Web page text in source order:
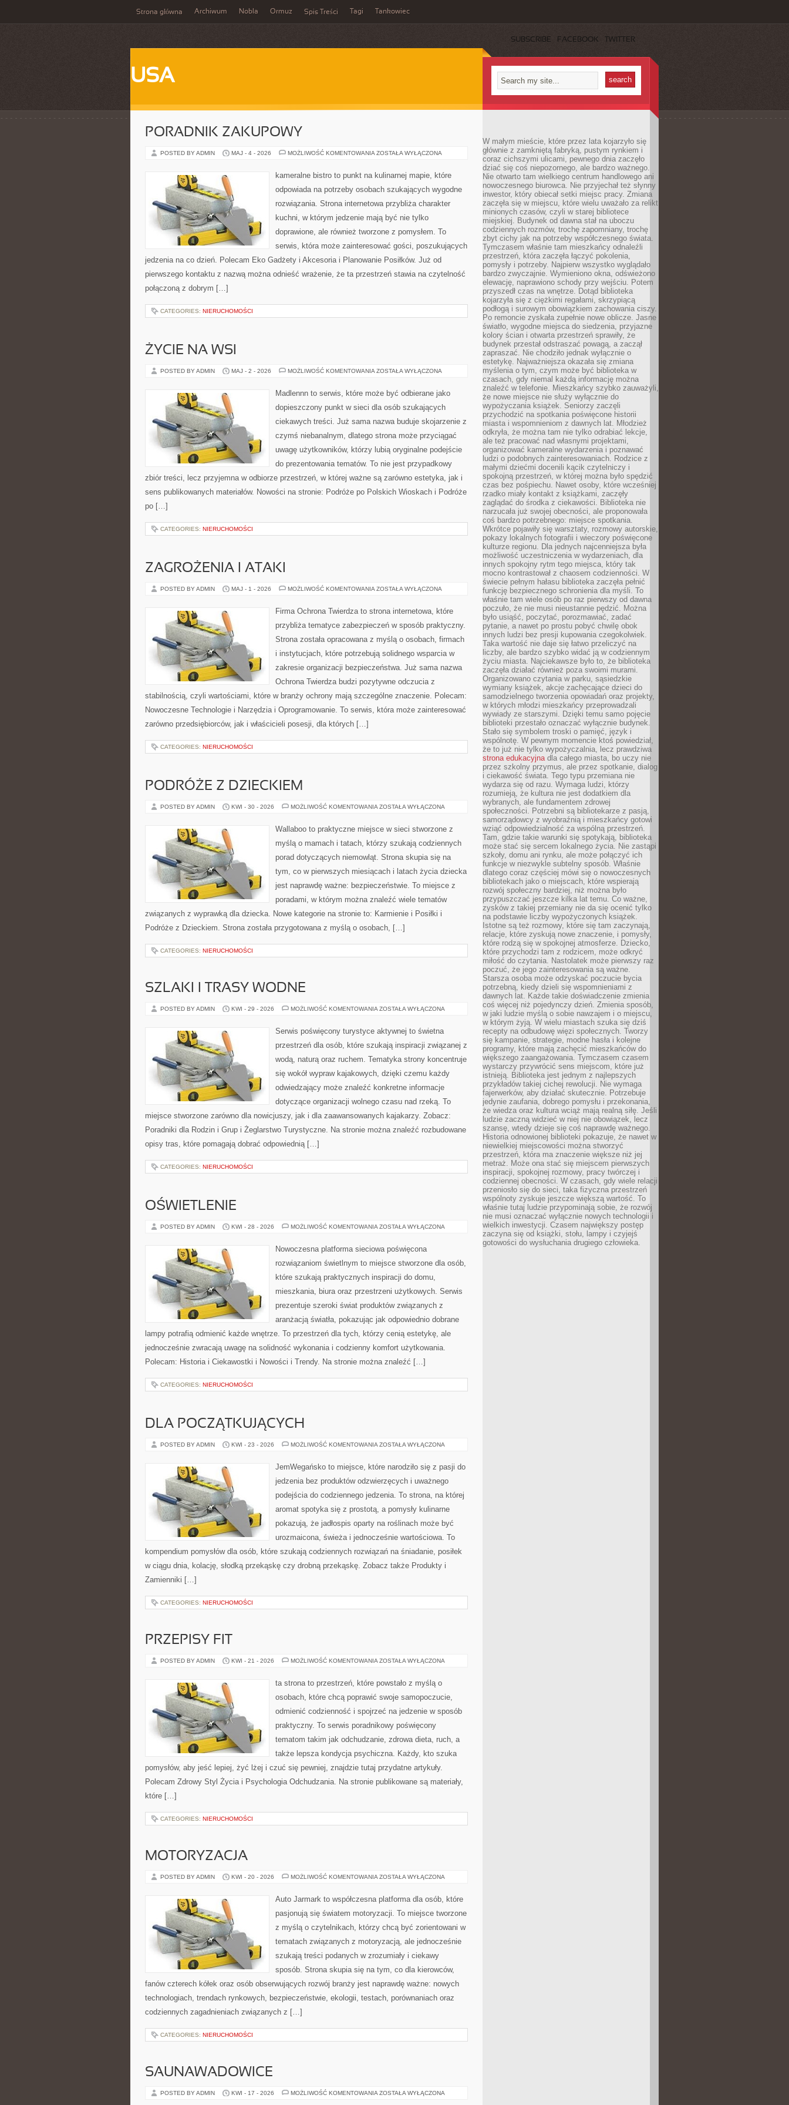
Strona główna Archiwum Nobla Ormuz Spis Treści Tagi Tankowiec
SUBSCRIBE FACEBOOK TWITTER
USA
PORADNIK ZAKUPOWY
POSTED BY ADMIN MAJ - 4 - 2026 MOŻLIWOŚĆ KOMENTOWANIA PORADNIK
ZOSTAŁA WYŁĄCZONA
kameralne bistro to punkt na kulinarnej mapie, które
odpowiada na potrzeby osobach szukających wygodne
rozwiązania. Strona internetowa przybliża charakter
kuchni, w którym jedzenie mają być nie tylko
doprawione, ale również tworzone z pomysłem. To
serwis, która może zainteresować gości, poszukujących
jedzenia na co dzień. Polecam Eko Gadżety i Akcesoria i Planowanie Posiłków. Już od
pierwszego kontaktu z nazwą można odnieść wrażenie, że ta przestrzeń stawia na czytelność
połączoną z dobrym […]
CATEGORIES: NIERUCHOMOŚCI
ŻYCIE NA WSI
POSTED BY ADMIN MAJ - 2 - 2026 MOŻLIWOŚĆ KOMENTOWANIA ŻYCIE
ZOSTAŁA WYŁĄCZONA
Madlennn to serwis, które może być odbierane jako
dopieszczony punkt w sieci dla osób szukających
ciekawych treści. Już sama nazwa buduje skojarzenie z
czymś niebanalnym, dlatego strona może przyciągać
uwagę użytkowników, którzy lubią oryginalne podejście
do prezentowania tematów. To nie jest przypadkowy
zbiór treści, lecz przyjemna w odbiorze przestrzeń, w której ważne są zarówno estetyka, jak i
sens publikowanych materiałów. Nowości na stronie: Podróże po Polskich Wioskach i Podróże
po […]
CATEGORIES: NIERUCHOMOŚCI
ZAGROŻENIA I ATAKI
POSTED BY ADMIN MAJ - 1 - 2026 MOŻLIWOŚĆ KOMENTOWANIA ZAGROŻENIA
ZOSTAŁA WYŁĄCZONA
Firma Ochrona Twierdza to strona internetowa, które
przybliża tematyce zabezpieczeń w sposób praktyczny.
Strona została opracowana z myślą o osobach, firmach
i instytucjach, które potrzebują solidnego wsparcia w
zakresie organizacji bezpieczeństwa. Już sama nazwa
Ochrona Twierdza budzi pozytywne odczucia z
stabilnością, czyli wartościami, które w branży ochrony mają szczególne znaczenie. Polecam:
Nowoczesne Technologie i Narzędzia i Oprogramowanie. To serwis, która może zainteresować
zarówno przedsiębiorców, jak i właścicieli posesji, dla których […]
CATEGORIES: NIERUCHOMOŚCI
PODRÓŻE Z DZIECKIEM
POSTED BY ADMIN KWI - 30 - 2026 MOŻLIWOŚĆ KOMENTOWANIA PODRÓŻE
ZOSTAŁA WYŁĄCZONA
Wallaboo to praktyczne miejsce w sieci stworzone z
myślą o mamach i tatach, którzy szukają codziennych
porad dotyczących niemowląt. Strona skupia się na
tym, co w pierwszych miesiącach i latach życia dziecka
jest naprawdę ważne: bezpieczeństwie. To miejsce z
poradami, w którym można znaleźć wiele tematów
związanych z wyprawką dla dziecka. Nowe kategorie na stronie to: Karmienie i Posiłki i
Podróże z Dzieckiem. Strona została przygotowana z myślą o osobach, […]
CATEGORIES: NIERUCHOMOŚCI
SZLAKI I TRASY WODNE
POSTED BY ADMIN KWI - 29 - 2026 MOŻLIWOŚĆ KOMENTOWANIA SZLAKI
WODNE
ZOSTAŁA WYŁĄCZONA
Serwis poświęcony turystyce aktywnej to świetna
przestrzeń dla osób, które szukają inspiracji związanej z
wodą, naturą oraz ruchem. Tematyka strony koncentruje
się wokół wypraw kajakowych, dzięki czemu każdy
odwiedzający może znaleźć konkretne informacje
dotyczące organizacji wolnego czasu nad rzeką. To
miejsce stworzone zarówno dla nowicjuszy, jak i dla zaawansowanych kajakarzy. Zobacz:
Poradniki dla Rodzin i Grup i Żeglarstwo Turystyczne. Na stronie można znaleźć rozbudowane
opisy tras, które pomagają dobrać odpowiednią […]
CATEGORIES: NIERUCHOMOŚCI
OŚWIETLENIE
POSTED BY ADMIN KWI - 28 - 2026 MOŻLIWOŚĆ KOMENTOWANIA OŚWIETLENIE
ZOSTAŁA WYŁĄCZONA
Nowoczesna platforma sieciowa poświęcona
rozwiązaniom świetlnym to miejsce stworzone dla osób,
które szukają praktycznych inspiracji do domu,
mieszkania, biura oraz przestrzeni użytkowych. Serwis
prezentuje szeroki świat produktów związanych z
aranżacją światła, pokazując jak odpowiednio dobrane
lampy potrafią odmienić każde wnętrze. To przestrzeń dla tych, którzy cenią estetykę, ale
jednocześnie zwracają uwagę na solidność wykonania i codzienny komfort użytkowania.
Polecam: Historia i Ciekawostki i Nowości i Trendy. Na stronie można znaleźć […]
CATEGORIES: NIERUCHOMOŚCI
DLA POCZĄTKUJĄCYCH
POSTED BY ADMIN KWI - 23 - 2026 MOŻLIWOŚĆ KOMENTOWANIA DLA
ZOSTAŁA WYŁĄCZONA
JemWegańsko to miejsce, które narodziło się z pasji do
jedzenia bez produktów odzwierzęcych i uważnego
podejścia do codziennego jedzenia. To strona, na której
aromat spotyka się z prostotą, a pomysły kulinarne
pokazują, że jadłospis oparty na roślinach może być
urozmaicona, świeża i jednocześnie wartościowa. To
kompendium pomysłów dla osób, które szukają codziennych rozwiązań na śniadanie, posiłek
w ciągu dnia, kolację, słodką przekąskę czy drobną przekąskę. Zobacz także Produkty i
Zamienniki […]
CATEGORIES: NIERUCHOMOŚCI
PRZEPISY FIT
POSTED BY ADMIN KWI - 21 - 2026 MOŻLIWOŚĆ KOMENTOWANIA PRZEPISY
ZOSTAŁA WYŁĄCZONA
ta strona to przestrzeń, które powstało z myślą o
osobach, które chcą poprawić swoje samopoczucie,
odmienić codzienność i spojrzeć na jedzenie w sposób
praktyczny. To serwis poradnikowy poświęcony
tematom takim jak odchudzanie, zdrowa dieta, ruch, a
także lepsza kondycja psychiczna. Każdy, kto szuka
pomysłów, aby jeść lepiej, żyć lżej i czuć się pewniej, znajdzie tutaj przydatne artykuły.
Polecam Zdrowy Styl Życia i Psychologia Odchudzania. Na stronie publikowane są materiały,
które […]
CATEGORIES: NIERUCHOMOŚCI
MOTORYZACJA
POSTED BY ADMIN KWI - 20 - 2026 MOŻLIWOŚĆ KOMENTOWANIA MOTORYZACJA
ZOSTAŁA WYŁĄCZONA
Auto Jarmark to współczesna platforma dla osób, które
pasjonują się światem motoryzacji. To miejsce tworzone
z myślą o czytelnikach, którzy chcą być zorientowani w
tematach związanych z motoryzacją, ale jednocześnie
szukają treści podanych w zrozumiały i ciekawy
sposób. Strona skupia się na tym, co dla kierowców,
fanów czterech kółek oraz osób obserwujących rozwój branży jest naprawdę ważne: nowych
technologiach, trendach rynkowych, bezpieczeństwie, ekologii, testach, porównaniach oraz
codziennych zagadnieniach związanych z […]
CATEGORIES: NIERUCHOMOŚCI
SAUNAWADOWICE
POSTED BY ADMIN KWI - 17 - 2026 MOŻLIWOŚĆ KOMENTOWANIA SAUNAWADOWICE
ZOSTAŁA WYŁĄCZONA
W małym mieście, które przez lata kojarzyło się
głównie z zamkniętą fabryką, pustym rynkiem i
coraz cichszymi ulicami, pewnego dnia zaczęło
dziać się coś niepozornego, ale bardzo ważnego.
Nie otwarto tam wielkiego centrum handlowego ani
nowoczesnego biurowca. Nie przyjechał też słynny
inwestor, który obiecał setki miejsc pracy. Zmiana
zaczęła się w miejscu, które wielu uważało za relikt
minionych czasów, czyli w starej bibliotece
miejskiej. Budynek od dawna stał na uboczu
codziennych rozmów, trochę zapomniany, trochę
zbyt cichy jak na potrzeby współczesnego świata.
Tymczasem właśnie tam mieszkańcy odnaleźli
przestrzeń, która zaczęła łączyć pokolenia,
pomysły i potrzeby. Najpierw wszystko wyglądało
bardzo zwyczajnie. Wymieniono okna, odświeżono
elewację, naprawiono schody przy wejściu. Potem
przyszedł czas na wnętrze. Dotąd biblioteka
kojarzyła się z ciężkimi regałami, skrzypiącą
podłogą i surowym obowiązkiem zachowania ciszy.
Po remoncie zyskała zupełnie nowe oblicze. Jasne
światło, wygodne miejsca do siedzenia, przyjazne
kolory ścian i otwarta przestrzeń sprawiły, że
budynek przestał odstraszać powagą, a zaczął
zapraszać. Nie chodziło jednak wyłącznie o
estetykę. Najważniejsza okazała się zmiana
myślenia o tym, czym może być biblioteka w
czasach, gdy niemal każdą informację można
znaleźć w telefonie. Mieszkańcy szybko zauważyli,
że nowe miejsce nie służy wyłącznie do
wypożyczania książek. Seniorzy zaczęli
przychodzić na spotkania poświęcone historii
miasta i wspomnieniom z dawnych lat. Młodzież
odkryła, że można tam nie tylko odrabiać lekcje,
ale też pracować nad własnymi projektami,
organizować kameralne wydarzenia i poznawać
ludzi o podobnych zainteresowaniach. Rodzice z
małymi dziećmi docenili kącik czytelniczy i
spokojną przestrzeń, w której można było spędzić
czas bez pośpiechu. Nawet osoby, które wcześniej
rzadko miały kontakt z książkami, zaczęły
zaglądać do środka z ciekawości. Biblioteka nie
narzucała już swojej obecności, ale proponowała
coś bardzo potrzebnego: miejsce spotkania.
Wkrótce pojawiły się warsztaty, rozmowy autorskie,
pokazy lokalnych fotografii i wieczory poświęcone
kulturze regionu. Dla jednych najcenniejsza była
możliwość uczestniczenia w wydarzeniach, dla
innych spokojny rytm tego miejsca, który tak
mocno kontrastował z chaosem codzienności. W
świecie pełnym hałasu biblioteka zaczęła pełnić
funkcję bezpiecznego schronienia dla myśli. To
właśnie tam wiele osób po raz pierwszy od dawna
poczuło, że nie musi nieustannie pędzić. Można
było usiąść, poczytać, porozmawiać, zadać
pytanie, a nawet po prostu pobyć chwilę obok
innych ludzi bez presji kupowania czegokolwiek.
Taka wartość nie daje się łatwo przeliczyć na
liczby, ale bardzo szybko widać ją w codziennym
życiu miasta. Najciekawsze było to, że biblioteka
zaczęła działać również poza swoimi murami.
Organizowano czytania w parku, sąsiedzkie
wymiany książek, akcje zachęcające dzieci do
samodzielnego tworzenia opowiadań oraz projekty,
w których młodzi mieszkańcy przeprowadzali
wywiady ze starszymi. Dzięki temu samo pojęcie
biblioteki przestało oznaczać wyłącznie budynek.
Stało się symbolem troski o pamięć, język i
wspólnotę. W pewnym momencie ktoś powiedział,
że to już nie tylko wypożyczalnia, lecz prawdziwa
strona edukacyjnadla całego miasta, bo uczy nie
przez szkolny przymus, ale przez spotkanie, dialog
i ciekawość świata. Tego typu przemiana nie
wydarza się od razu. Wymaga ludzi, którzy
rozumieją, że kultura nie jest dodatkiem dla
wybranych, ale fundamentem zdrowej
społeczności. Potrzebni są bibliotekarze z pasją,
samorządowcy z wyobraźnią i mieszkańcy gotowi
wziąć odpowiedzialność za wspólną przestrzeń.
Tam, gdzie takie warunki się spotykają, biblioteka
może stać się sercem lokalnego życia. Nie zastąpi
szkoły, domu ani rynku, ale może połączyć ich
funkcje w niezwykle subtelny sposób. Właśnie
dlatego coraz częściej mówi się o nowoczesnych
bibliotekach jako o miejscach, które wspierają
rozwój społeczny bardziej, niż można było
przypuszczać jeszcze kilka lat temu. Co ważne,
zysków z takiej przemiany nie da się ocenić tylko
na podstawie liczby wypożyczonych książek.
Istotne są też rozmowy, które się tam zaczynają,
relacje, które zyskują nowe znaczenie, i pomysły,
które rodzą się w spokojnej atmosferze. Dziecko,
które przychodzi tam z rodzicem, może odkryć
miłość do czytania. Nastolatek może pierwszy raz
poczuć, że jego zainteresowania są ważne.
Starsza osoba może odzyskać poczucie bycia
potrzebną, kiedy dzieli się wspomnieniami z
dawnych lat. Każde takie doświadczenie zmienia
coś więcej niż pojedynczy dzień. Zmienia sposób,
w jaki ludzie myślą o sobie nawzajem i o miejscu,
w którym żyją. W wielu miastach szuka się dziś
recepty na odbudowę więzi społecznych. Tworzy
się kampanie, strategie, modne hasła i kolejne
programy, które mają zachęcić mieszkańców do
większego zaangażowania. Tymczasem czasem
wystarczy przywrócić sens miejscom, które już
istnieją. Biblioteka jest jednym z najlepszych
przykładów takiej cichej rewolucji. Nie wymaga
fajerwerków, aby działać skutecznie. Potrzebuje
jedynie zaufania, dobrego pomysłu i przekonania,
że wiedza oraz kultura wciąż mają realną siłę. Jeśli
ludzie zaczną widzieć w niej nie obowiązek, lecz
szansę, wtedy dzieje się coś naprawdę ważnego.
Historia odnowionej biblioteki pokazuje, że nawet w
niewielkiej miejscowości można stworzyć
przestrzeń, która ma znaczenie większe niż jej
metraż. Może ona stać się miejscem pierwszych
inspiracji, spokojnej rozmowy, pracy twórczej i
codziennej obecności. W czasach, gdy wiele relacji
przeniosło się do sieci, taka fizyczna przestrzeń
wspólnoty zyskuje jeszcze większą wartość. To
właśnie tutaj ludzie przypominają sobie, że rozwój
nie musi oznaczać wyłącznie nowych technologii i
wielkich inwestycji. Czasem największy postęp
zaczyna się od książki, stołu, lampy i czyjejś
gotowości do wysłuchania drugiego człowieka.